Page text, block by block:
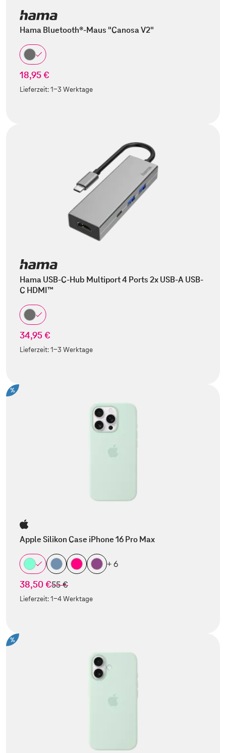
Hama Bluetooth®-Maus "Canosa V2"
18,95 €
Lieferzeit:1-3 Werktage
Hama USB-C-Hub Multiport 4 Ports 2x USB-A USB-
C HDMI™
34,95 €
Lieferzeit:1-3 Werktage
%
Apple Silikon Case iPhone 16 Pro Max
+ 6
38,50 €statt
55 €
Lieferzeit:1-4 Werktage
%